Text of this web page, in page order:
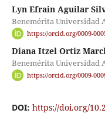
Lyn Efrain Aguilar
Benemérita Universidad
https://orcid.org/0009-
Diana Itzel Ortiz
Benemérita Universidad
https://orcid.org/0009-
DOI: https://doi.org/